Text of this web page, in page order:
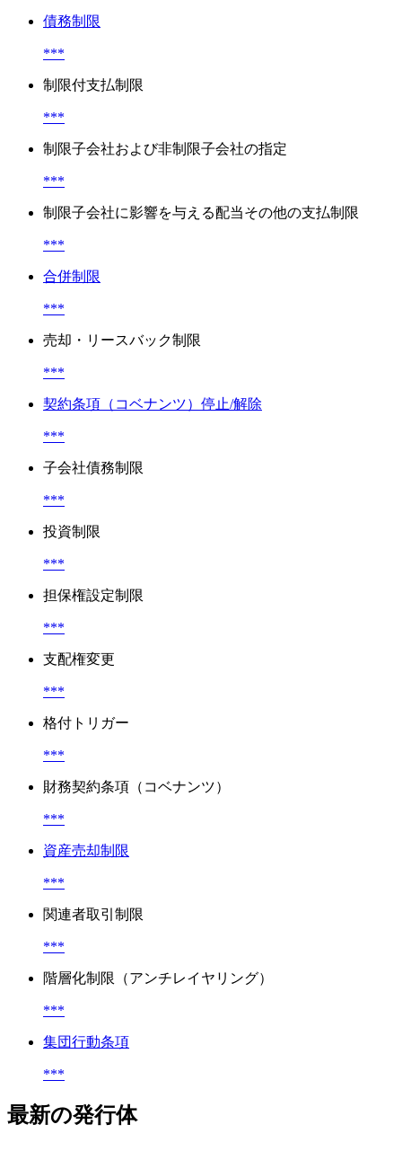
債務制限
***
制限付支払制限
***
制限子会社および非制限子会社の指定
***
制限子会社に影響を与える配当その他の支払制限
***
合併制限
***
売却・リースバック制限
***
契約条項（コベナンツ）停止/解除
***
子会社債務制限
***
投資制限
***
担保権設定制限
***
支配権変更
***
格付トリガー
***
財務契約条項（コベナンツ）
***
資産売却制限
***
関連者取引制限
***
階層化制限（アンチレイヤリング）
***
集団行動条項
***
最新の発行体